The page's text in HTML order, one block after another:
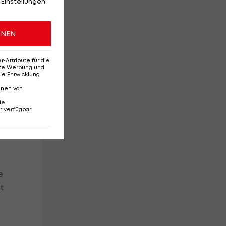
Attribute für die
Werbung und
Entwicklung
von
verfügbar: